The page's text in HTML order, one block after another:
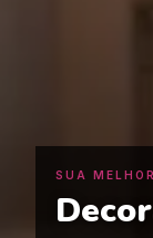
SUA